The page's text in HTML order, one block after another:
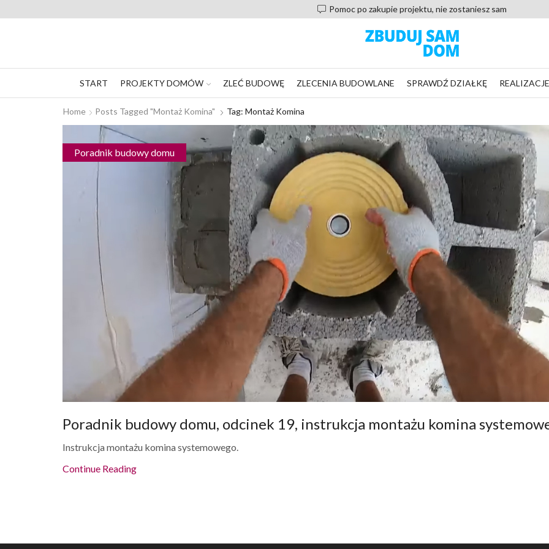
Pomoc po zakupie projektu, nie zostaniesz sam
START PROJEKTY DOMÓW ZLEĆ BUDOWĘ ZLECENIA BUDOWLANE SPRAWDŹ DZIAŁKĘ REALIZACJE
Home Posts Tagged "montaż Komina" Tag: Montaż Komina
Poradnik budowy domu
Poradnik budowy domu, odcinek 19, instrukcja montażu komina
Instrukcja montażu komina systemowego.
Continue Reading